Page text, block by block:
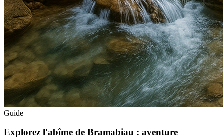
Guide
Explorez l'abîme de Bramabiau : aventure